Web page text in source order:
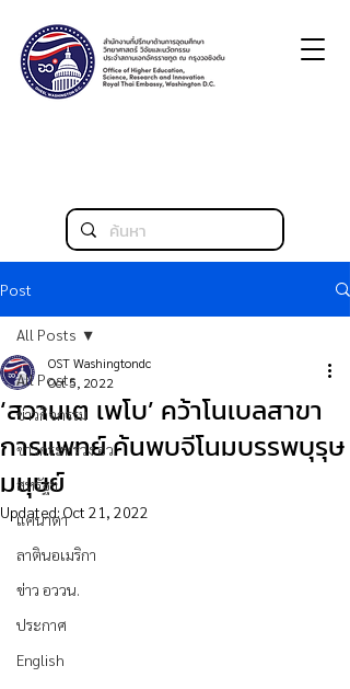
Post
All Posts
ข่าวกิจกรรม
ข่าวกระทรวง อว.
สหรัฐฯ
แคนาดา
ลาตินอเมริกา
ข่าว อววน.
ประกาศ
English
All Posts
‘สวานเต เพโบ’ คว้าโนเบลสาขา
การแพทย์ ค้นพบจีโนมบรรพบุรุษ
มนุษย์
OST Washingtondc
Oct 5, 2022
Updated: Oct 21, 2022